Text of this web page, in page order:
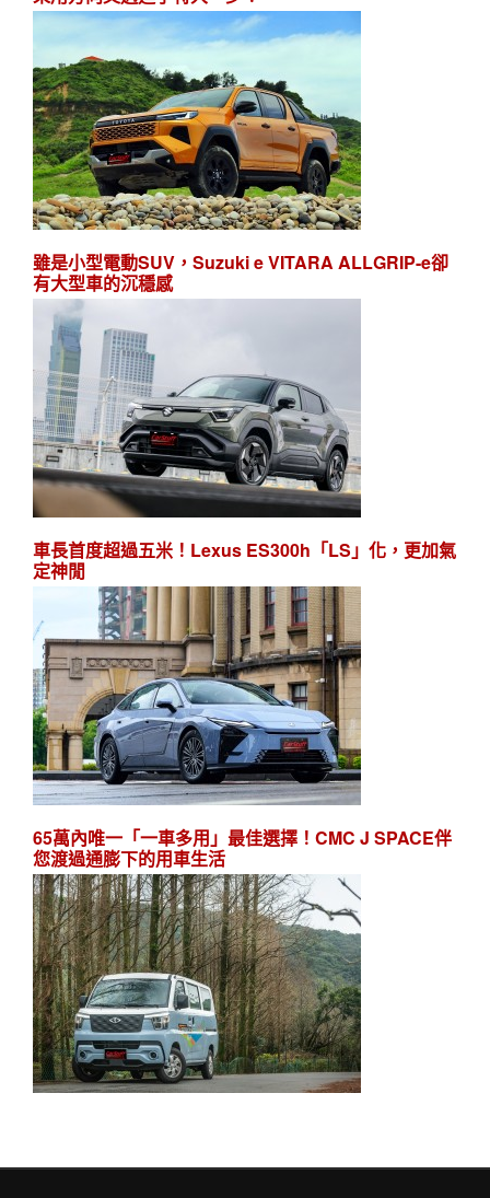
雖是小型電動SUV，Suzuki e VITARA ALLGRIP-e卻
有大型車的沉穩感
車長首度超過五米！Lexus ES300h「LS」化，更加氣
定神閒
65萬內唯一「一車多用」最佳選擇！CMC J SPACE伴
您渡過通膨下的用車生活